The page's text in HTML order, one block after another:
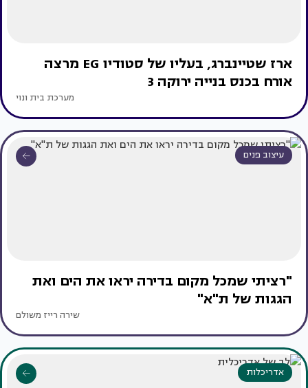
ארז שטיינברג, בעליו של סטודיו EG מרצה
אורח בכנס בנייה ירוקה 3
מערכת בית ונוי
עיצוב פנים
"רציתי שמכל מקום בדירה יראו את הים ואת
הגגות של ת"א"
שירה רייז משולם
אדריכלות